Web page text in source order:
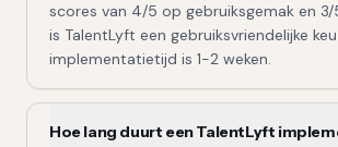
scores van 4/5 op gebruiksgemak en
is TalentLyft een gebruiksvriendelijke
implementatietijd is 1-2 weken.
Hoe lang duurt een TalentLyft